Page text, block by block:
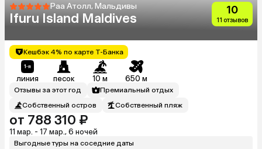
Раа Атолл, Мальдивы
Ifuru Island Maldives
10
11 отзывов
Кешбэк 4% по карте Т-Банка
линия песок 10 м 650 м
Отзывы за этот год
Премиальный отдых
Собственный остров
Собственный пляж
от 788 310 ₽
11 мар. - 17 мар., 6 ночей
Выгодные туры на соседние даты